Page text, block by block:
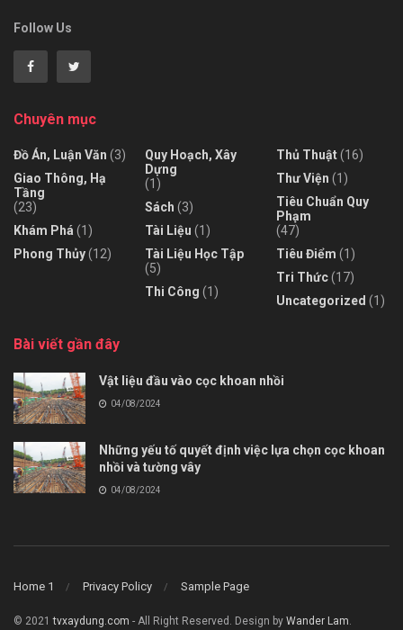
Follow Us
Chuyên mục
Đồ Án, Luận Văn (3)
Giao Thông, Hạ
Tầng
(23)
Khám Phá (1)
Phong Thủy(12)
Quy Hoạch, Xây
Dựng
(1)
Sách (3)
Tài Liệu (1)
Tài Liệu Học Tập
(5)
Thi Công (1)
Thủ Thuật(16)
Thư Viện (1)
Tiêu Chuẩn Quy
Phạm
(47)
Tiêu Điểm (1)
Tri Thức(17)
Uncategorized (1)
Bài viết gần đây
Vật liệu đầu vào cọc khoan nhồi
04/08/2024
Những yếu tố quyết định việc lựa chọn cọc khoan
nhồi và tường vây
04/08/2024
Home 1 Privacy Policy Sample Page
© 2021tvxaydung.com - All Right Reserved. Design by Wander Lam.